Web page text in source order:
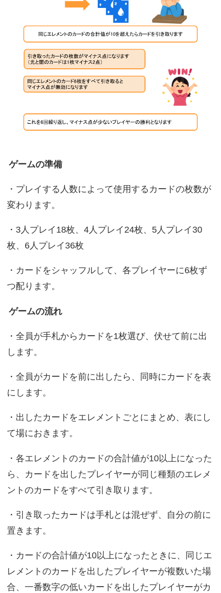
ゲームの準備
・プレイする人数によって使用するカードの枚数が
変わります。
・3人プレイ18枚、4人プレイ24枚、5人プレイ30
枚、6人プレイ36枚
・カードをシャッフルして、各プレイヤーに6枚ず
つ配ります。
ゲームの流れ
・全員が手札からカードを1枚選び、伏せて前に出
します。
・全員がカードを前に出したら、同時にカードを表
にします。
・出したカードをエレメントごとにまとめ、表にし
て場におきます。
・各エレメントのカードの合計値が10以上になった
ら、カードを出したプレイヤーが同じ種類のエレメ
ントのカードをすべて引き取ります。
・引き取ったカードは手札とは混ぜず、自分の前に
置きます。
・カードの合計値が10以上になったときに、同じエ
レメントのカードを出したプレイヤーが複数いた場
合、一番数字の低いカードを出したプレイヤーがカ